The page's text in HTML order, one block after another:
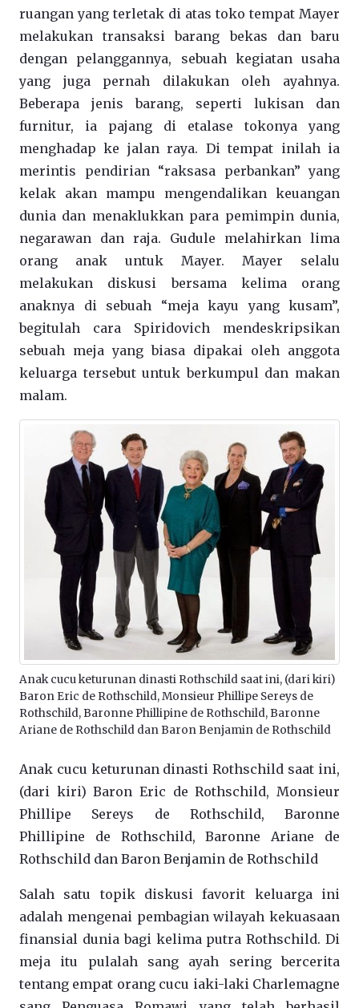
ruangan yang terletak di atas toko tempat Mayer
melakukan transaksi barang bekas dan baru
dengan pelanggannya, sebuah kegiatan usaha
yang juga pernah dilakukan oleh ayahnya.
Beberapa jenis barang, seperti lukisan dan
furnitur, ia pajang di etalase tokonya yang
menghadap ke jalan raya. Di tempat inilah ia
merintis pendirian “raksasa perbankan” yang
kelak akan mampu mengendalikan keuangan
dunia dan menaklukkan para pemimpin dunia,
negarawan dan raja. Gudule melahirkan lima
orang anak untuk Mayer. Mayer selalu
melakukan diskusi bersama kelima orang
anaknya di sebuah “meja kayu yang kusam”,
begitulah cara Spiridovich mendeskripsikan
sebuah meja yang biasa dipakai oleh anggota
keluarga tersebut untuk berkumpul dan makan
malam.
Anak cucu keturunan dinasti Rothschild saat ini, (dari kiri)
Baron Eric de Rothschild, Monsieur Phillipe Sereys de
Rothschild, Baronne Phillipine de Rothschild, Baronne
Ariane de Rothschild dan Baron Benjamin de Rothschild
Anak cucu keturunan dinasti Rothschild saat ini,
(dari kiri) Baron Eric de Rothschild, Monsieur
Phillipe Sereys de Rothschild, Baronne
Phillipine de Rothschild, Baronne Ariane de
Rothschild dan Baron Benjamin de Rothschild
Salah satu topik diskusi favorit keluarga ini
adalah mengenai pembagian wilayah kekuasaan
finansial dunia bagi kelima putra Rothschild. Di
meja itu pulalah sang ayah sering bercerita
tentang empat orang cucu iaki-laki Charlemagne